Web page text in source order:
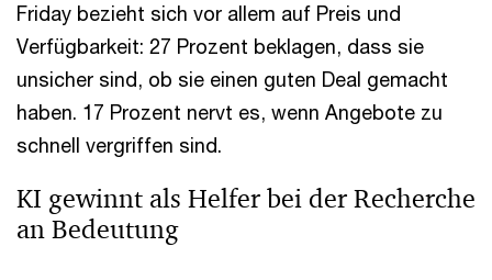
Friday bezieht sich vor allem auf Preis und
Verfügbarkeit: 27 Prozent beklagen, dass sie
unsicher sind, ob sie einen guten Deal gemacht
haben. 17 Prozent nervt es, wenn Angebote zu
schnell vergriffen sind.
KI gewinnt als Helfer bei der Recherche
an Bedeutung